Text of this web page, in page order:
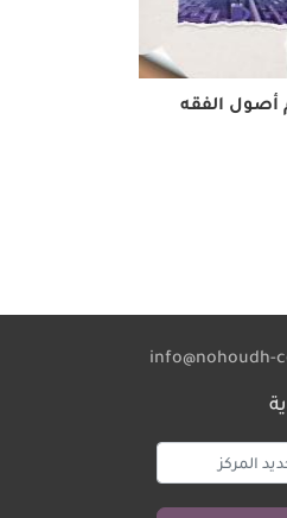
أصول الفقه
info@nohoudh-